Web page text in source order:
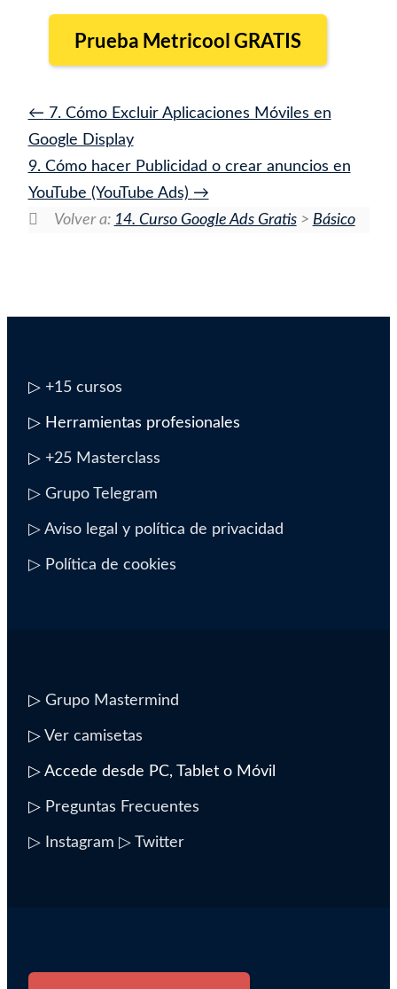
Prueba Metricool GRATIS
7. Cómo Excluir Aplicaciones Móviles en
Google Display
9. Cómo hacer Publicidad o crear anuncios en
YouTube (YouTube Ads)
Volver a: 14. Curso Google Ads Gratis> Básico
▷ +15 cursos
▷ Herramientas profesionales
▷ +25 Masterclass
▷ Grupo Telegram
▷ Aviso legal y política de privacidad
▷ Política de cookies
▷ Grupo Mastermind
▷ Ver camisetas
▷ Accede desde PC, Tablet o Móvil
▷ Preguntas Frecuentes
▷ Instagram ▷ Twitter